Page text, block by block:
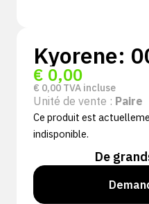
Kyorene:
€ 0,00
€ 0,00 TVA incluse
Unité de vente : Paire
Ce produit est
indisponible.
De